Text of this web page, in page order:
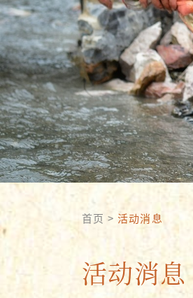
首页 > 活动消息
活动消息